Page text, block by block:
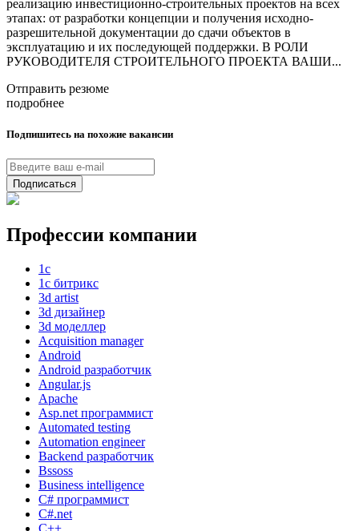
реализацию инвестиционно-строительных проектов на всех
этапах: от разработки концепции и получения исходно-
разрешительной документации до сдачи объектов в
эксплуатацию и их последующей поддержки. В РОЛИ
РУКОВОДИТЕЛЯ СТРОИТЕЛЬНОГО ПРОЕКТА ВАШИ...
Отправить резюме
подробнее
Подпишитесь на похожие вакансии
Подписаться
Профессии компании
1с
1с битрикс
3d artist
3d дизайнер
3d моделлер
Acquisition manager
Android
Android разработчик
Angular.js
Apache
Asp.net программист
Automated testing
Automation engineer
Backend разработчик
Bssoss
Business intelligence
C# программист
C#.net
C++